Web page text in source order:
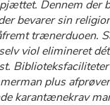
Dennem der
bevarer sin
trænerduoen.
viol elimineret
plus
karantænekrav